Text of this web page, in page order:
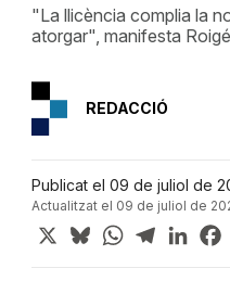
"La llicència complia la
atorgar", manifesta Roigé
REDACCIÓ
Publicat el 09 de juliol de
Actualitzat el 09 de juliol de
X BlueskyWhatsApp
Telegram